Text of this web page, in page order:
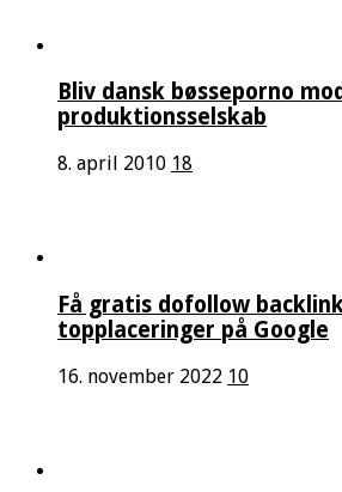
Bliv dansk bøsseporno
produktionsselskab
8. april 2010 18
Få gratis dofollow
topplaceringer på Google
16. november 2022 10